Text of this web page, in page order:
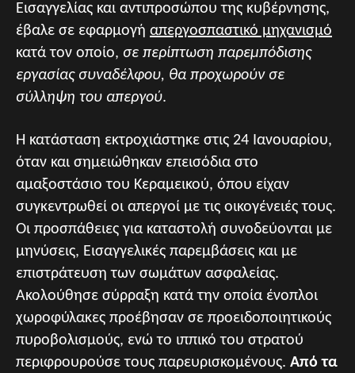
Εισαγγελίας και αντιπροσώπου της κυβέρνησης,
έβαλε σε εφαρμογή απεργοσπαστικό μηχανισμό
κατά τον οποίο, σε περίπτωση παρεμπόδισης
εργασίας συναδέλφου, θα προχωρούν σε
σύλληψη του απεργού.
Η κατάσταση εκτροχιάστηκε στις 24 Ιανουαρίου,
όταν και σημειώθηκαν επεισόδια στο
αμαξοστάσιο του Κεραμεικού, όπου είχαν
συγκεντρωθεί οι απεργοί με τις οικογένειές τους.
Οι προσπάθειες για καταστολή συνοδεύονται με
μηνύσεις, Εισαγγελικές παρεμβάσεις και με
επιστράτευση των σωμάτων ασφαλείας.
Ακολούθησε σύρραξη κατά την οποία ένοπλοι
χωροφύλακες προέβησαν σε προειδοποιητικούς
πυροβολισμούς, ενώ το ιππικό του στρατού
περιφρουρούσε τους παρευρισκομένους. Από τα